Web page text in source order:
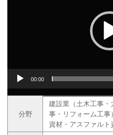
00:00
分野
建設業（土木工事
事・リフォーム工
資材・アスファルト